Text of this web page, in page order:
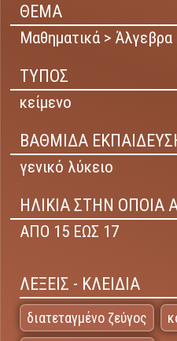
ΘΕΜΑ
Μαθηματικά > Άλγεβρα
ΤΥΠΟΣ
κείμενο
ΒΑΘΜΙΔΑ
γενικό λύκειο
ΗΛΙΚΙΑ ΣΤΗΝ ΟΠΟΙΑ
ΑΠΟ 15 ΕΩΣ 17
ΛΕΞΕΙΣ - ΚΛΕΙΔΙΑ
διατεταγμένο ζεύγος